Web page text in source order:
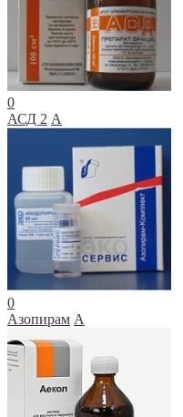
0
АСД 2 А
0
Азопирам А